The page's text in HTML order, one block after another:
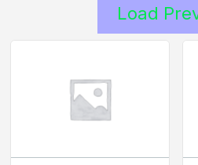
Load